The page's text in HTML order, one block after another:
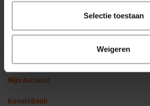
Selectie toestaan
Weigeren
Binnen 24 uur persoonlijk contact!
Klantenservice
Mijn Account
Kennisbank